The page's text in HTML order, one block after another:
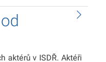
aktérů v ISDŘ. Aktéři